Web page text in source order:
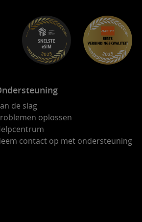
de slag
oplossen
contact op met ondersteuning